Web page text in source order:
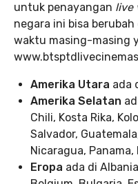
untuk penayangan live
negara ini bisa
waktu masing-masing
Amerika Utara ada
Amerika Selatan
Chili, Kosta Rika,
Salvador,
Nicaragua,
Eropa ada di